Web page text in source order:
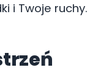
i Twoje ruchy.